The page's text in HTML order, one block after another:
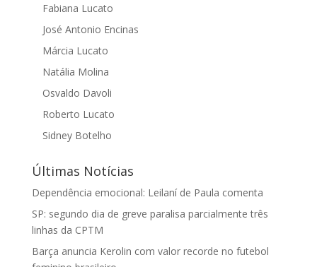
Fabiana Lucato
José Antonio Encinas
Márcia Lucato
Natália Molina
Osvaldo Davoli
Roberto Lucato
Sidney Botelho
Últimas Notícias
Dependência emocional: Leilaní de Paula comenta
SP: segundo dia de greve paralisa parcialmente três
linhas da CPTM
Barça anuncia Kerolin com valor recorde no futebol